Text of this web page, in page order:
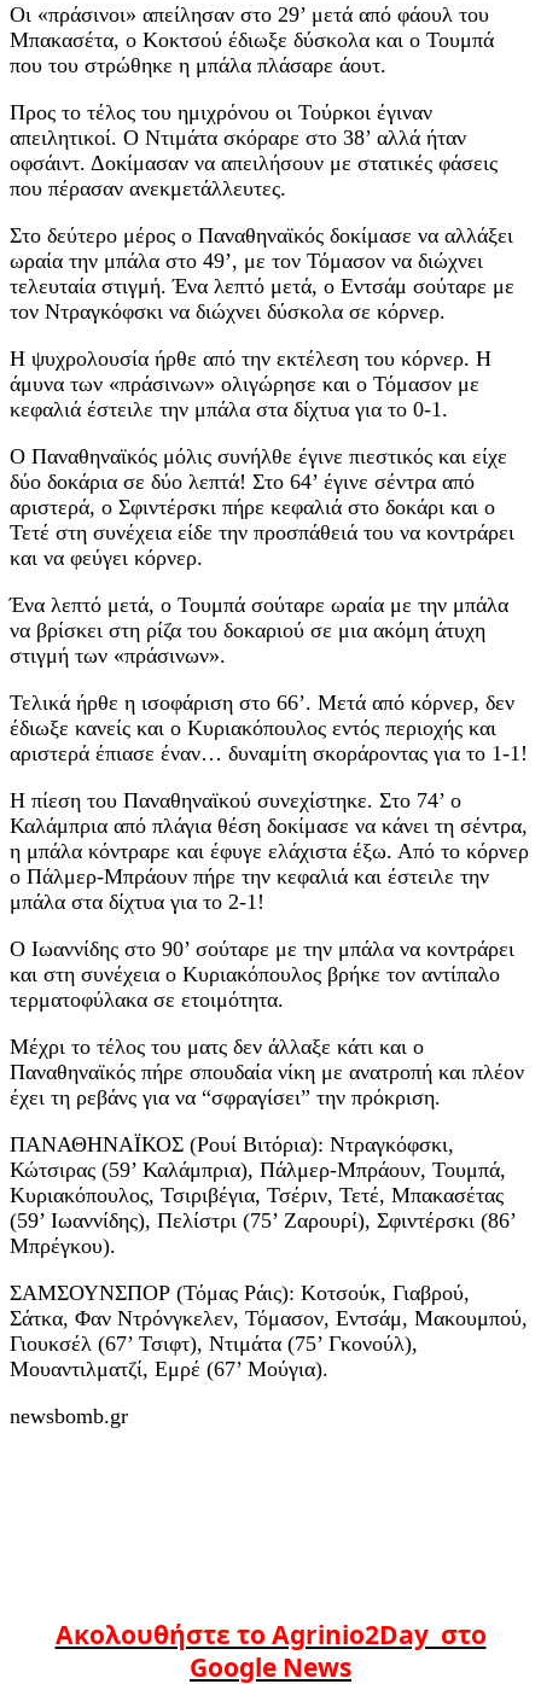
Οι «πράσινοι» απείλησαν στο 29’ μετά από φάουλ του
Μπακασέτα, ο Κοκτσού έδιωξε δύσκολα και ο Τουμπά
που του στρώθηκε η μπάλα πλάσαρε άουτ.
Προς το τέλος του ημιχρόνου οι Τούρκοι έγιναν
απειλητικοί. Ο Ντιμάτα σκόραρε στο 38’ αλλά ήταν
οφσάιντ. Δοκίμασαν να απειλήσουν με στατικές φάσεις
που πέρασαν ανεκμετάλλευτες.
Στο δεύτερο μέρος ο Παναθηναϊκός δοκίμασε να αλλάξει
ωραία την μπάλα στο 49’, με τον Τόμασον να διώχνει
τελευταία στιγμή. Ένα λεπτό μετά, ο Εντσάμ σούταρε με
τον Ντραγκόφσκι να διώχνει δύσκολα σε κόρνερ.
Η ψυχρολουσία ήρθε από την εκτέλεση του κόρνερ. Η
άμυνα των «πράσινων» ολιγώρησε και ο Τόμασον με
κεφαλιά έστειλε την μπάλα στα δίχτυα για το 0-1.
Ο Παναθηναϊκός μόλις συνήλθε έγινε πιεστικός και είχε
δύο δοκάρια σε δύο λεπτά! Στο 64’ έγινε σέντρα από
αριστερά, ο Σφιντέρσκι πήρε κεφαλιά στο δοκάρι και ο
Τετέ στη συνέχεια είδε την προσπάθειά του να κοντράρει
και να φεύγει κόρνερ.
Ένα λεπτό μετά, ο Τουμπά σούταρε ωραία με την μπάλα
να βρίσκει στη ρίζα του δοκαριού σε μια ακόμη άτυχη
στιγμή των «πράσινων».
Τελικά ήρθε η ισοφάριση στο 66’. Μετά από κόρνερ, δεν
έδιωξε κανείς και ο Κυριακόπουλος εντός περιοχής και
αριστερά έπιασε έναν… δυναμίτη σκοράροντας για το 1-1!
Η πίεση του Παναθηναϊκού συνεχίστηκε. Στο 74’ ο
Καλάμπρια από πλάγια θέση δοκίμασε να κάνει τη σέντρα,
η μπάλα κόντραρε και έφυγε ελάχιστα έξω. Από το κόρνερ
ο Πάλμερ-Μπράουν πήρε την κεφαλιά και έστειλε την
μπάλα στα δίχτυα για το 2-1!
Ο Ιωαννίδης στο 90’ σούταρε με την μπάλα να κοντράρει
και στη συνέχεια ο Κυριακόπουλος βρήκε τον αντίπαλο
τερματοφύλακα σε ετοιμότητα.
Μέχρι το τέλος του ματς δεν άλλαξε κάτι και ο
Παναθηναϊκός πήρε σπουδαία νίκη με ανατροπή και πλέον
έχει τη ρεβάνς για να “σφραγίσει” την πρόκριση.
ΠΑΝΑΘΗΝΑΪΚΟΣ (Ρουί Βιτόρια): Ντραγκόφσκι,
Κώτσιρας (59’ Καλάμπρια), Πάλμερ-Μπράουν, Τουμπά,
Κυριακόπουλος, Τσιριβέγια, Τσέριν, Τετέ, Μπακασέτας
(59’ Ιωαννίδης), Πελίστρι (75’ Ζαρουρί), Σφιντέρσκι (86’
Μπρέγκου).
ΣΑΜΣΟΥΝΣΠΟΡ (Τόμας Ράις): Κοτσούκ, Γιαβρού,
Σάτκα, Φαν Ντρόνγκελεν, Τόμασον, Εντσάμ, Μακουμπού,
Γιουκσέλ (67’ Τσιφτ), Ντιμάτα (75’ Γκονούλ),
Μουαντιλματζί, Εμρέ (67’ Μούγια).
newsbomb.gr
Ακολουθήστε το Agrinio2Day στο
Google News